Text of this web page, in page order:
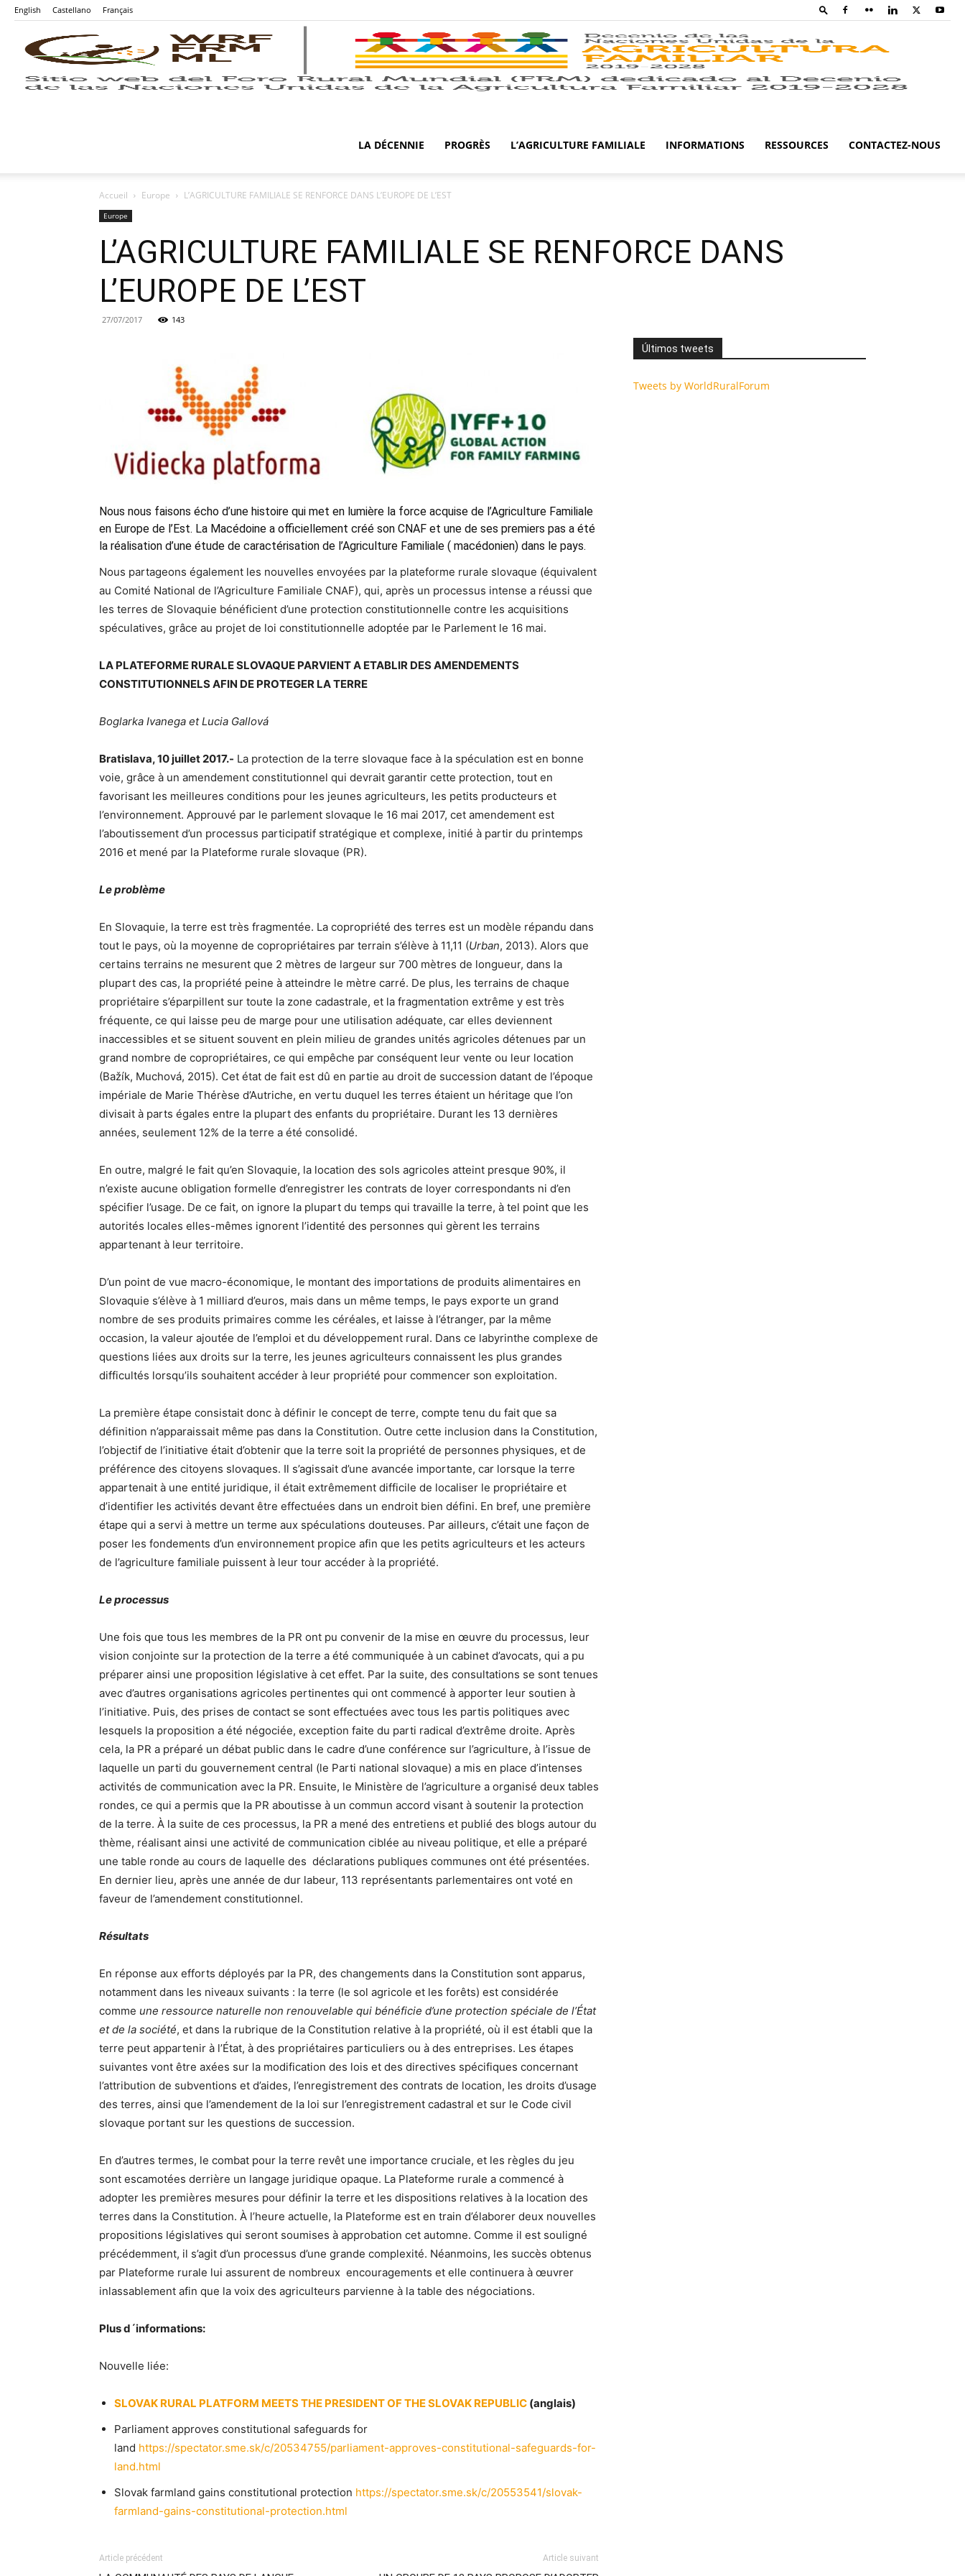
English Castellano Français
LA DÉCENNIE PROGRÈS L’AGRICULTURE FAMILIALE INFORMATIONS RESSOURCES CONTACTEZ-NOUS
Accueil Europe L’AGRICULTURE FAMILIALE SE RENFORCE DANS L’EUROPE DE L’EST
Europe
L’AGRICULTURE FAMILIALE SE RENFORCE DANS
L’EUROPE DE L’EST
27/07/2017 143
Nous nous faisons écho d’une histoire qui met en lumière la force acquise de l’Agriculture Familiale
en Europe de l’Est. La Macédoine a officiellement créé son CNAF et une de ses premiers pas a été
la réalisation d’une étude de caractérisation de l’Agriculture Familiale ( macédonien) dans le pays.
Nous partageons également les nouvelles envoyées par la plateforme rurale slovaque (équivalent
au Comité National de l’Agriculture Familiale CNAF), qui, après un processus intense a réussi que
les terres de Slovaquie bénéficient d’une protection constitutionnelle contre les acquisitions
spéculatives, grâce au projet de loi constitutionnelle adoptée par le Parlement le 16 mai.
LA PLATEFORME RURALE SLOVAQUE PARVIENT A ETABLIR DES AMENDEMENTS
CONSTITUTIONNELS AFIN DE PROTEGER LA TERRE
Boglarka Ivanega et Lucia Gallová
Bratislava, 10 juillet 2017.- La protection de la terre slovaque face à la spéculation est en bonne
voie, grâce à un amendement constitutionnel qui devrait garantir cette protection, tout en
favorisant les meilleures conditions pour les jeunes agriculteurs, les petits producteurs et
l’environnement. Approuvé par le parlement slovaque le 16 mai 2017, cet amendement est
l’aboutissement d’un processus participatif stratégique et complexe, initié à partir du printemps
2016 et mené par la Plateforme rurale slovaque (PR).
Le problème
En Slovaquie, la terre est très fragmentée. La copropriété des terres est un modèle répandu dans
tout le pays, où la moyenne de copropriétaires par terrain s’élève à 11,11 (Urban, 2013). Alors que
certains terrains ne mesurent que 2 mètres de largeur sur 700 mètres de longueur, dans la
plupart des cas, la propriété peine à atteindre le mètre carré. De plus, les terrains de chaque
propriétaire s’éparpillent sur toute la zone cadastrale, et la fragmentation extrême y est très
fréquente, ce qui laisse peu de marge pour une utilisation adéquate, car elles deviennent
inaccessibles et se situent souvent en plein milieu de grandes unités agricoles détenues par un
grand nombre de copropriétaires, ce qui empêche par conséquent leur vente ou leur location
(Bažík, Muchová, 2015). Cet état de fait est dû en partie au droit de succession datant de l’époque
impériale de Marie Thérèse d’Autriche, en vertu duquel les terres étaient un héritage que l’on
divisait à parts égales entre la plupart des enfants du propriétaire. Durant les 13 dernières
années, seulement 12% de la terre a été consolidé.
En outre, malgré le fait qu’en Slovaquie, la location des sols agricoles atteint presque 90%, il
n’existe aucune obligation formelle d’enregistrer les contrats de loyer correspondants ni d’en
spécifier l’usage. De ce fait, on ignore la plupart du temps qui travaille la terre, à tel point que les
autorités locales elles-mêmes ignorent l’identité des personnes qui gèrent les terrains
appartenant à leur territoire.
D’un point de vue macro-économique, le montant des importations de produits alimentaires en
Slovaquie s’élève à 1 milliard d’euros, mais dans un même temps, le pays exporte un grand
nombre de ses produits primaires comme les céréales, et laisse à l’étranger, par la même
occasion, la valeur ajoutée de l’emploi et du développement rural. Dans ce labyrinthe complexe de
questions liées aux droits sur la terre, les jeunes agriculteurs connaissent les plus grandes
difficultés lorsqu’ils souhaitent accéder à leur propriété pour commencer son exploitation.
La première étape consistait donc à définir le concept de terre, compte tenu du fait que sa
définition n’apparaissait même pas dans la Constitution. Outre cette inclusion dans la Constitution,
l’objectif de l’initiative était d’obtenir que la terre soit la propriété de personnes physiques, et de
préférence des citoyens slovaques. Il s’agissait d’une avancée importante, car lorsque la terre
appartenait à une entité juridique, il était extrêmement difficile de localiser le propriétaire et
d’identifier les activités devant être effectuées dans un endroit bien défini. En bref, une première
étape qui a servi à mettre un terme aux spéculations douteuses. Par ailleurs, c’était une façon de
poser les fondements d’un environnement propice afin que les petits agriculteurs et les acteurs
de l’agriculture familiale puissent à leur tour accéder à la propriété.
Le processus
Une fois que tous les membres de la PR ont pu convenir de la mise en œuvre du processus, leur
vision conjointe sur la protection de la terre a été communiquée à un cabinet d’avocats, qui a pu
préparer ainsi une proposition législative à cet effet. Par la suite, des consultations se sont tenues
avec d’autres organisations agricoles pertinentes qui ont commencé à apporter leur soutien à
l’initiative. Puis, des prises de contact se sont effectuées avec tous les partis politiques avec
lesquels la proposition a été négociée, exception faite du parti radical d’extrême droite. Après
cela, la PR a préparé un débat public dans le cadre d’une conférence sur l’agriculture, à l’issue de
laquelle un parti du gouvernement central (le Parti national slovaque) a mis en place d’intenses
activités de communication avec la PR. Ensuite, le Ministère de l’agriculture a organisé deux tables
rondes, ce qui a permis que la PR aboutisse à un commun accord visant à soutenir la protection
de la terre. À la suite de ces processus, la PR a mené des entretiens et publié des blogs autour du
thème, réalisant ainsi une activité de communication ciblée au niveau politique, et elle a préparé
une table ronde au cours de laquelle des déclarations publiques communes ont été présentées.
En dernier lieu, après une année de dur labeur, 113 représentants parlementaires ont voté en
faveur de l’amendement constitutionnel.
Résultats
En réponse aux efforts déployés par la PR, des changements dans la Constitution sont apparus,
notamment dans les niveaux suivants : la terre (le sol agricole et les forêts) est considérée
comme une ressource naturelle non renouvelable qui bénéficie d’une protection spéciale de l’État
et de la société, et dans la rubrique de la Constitution relative à la propriété, où il est établi que la
terre peut appartenir à l’État, à des propriétaires particuliers ou à des entreprises. Les étapes
suivantes vont être axées sur la modification des lois et des directives spécifiques concernant
l’attribution de subventions et d’aides, l’enregistrement des contrats de location, les droits d’usage
des terres, ainsi que l’amendement de la loi sur l’enregistrement cadastral et sur le Code civil
slovaque portant sur les questions de succession.
En d’autres termes, le combat pour la terre revêt une importance cruciale, et les règles du jeu
sont escamotées derrière un langage juridique opaque. La Plateforme rurale a commencé à
adopter les premières mesures pour définir la terre et les dispositions relatives à la location des
terres dans la Constitution. À l’heure actuelle, la Plateforme est en train d’élaborer deux nouvelles
propositions législatives qui seront soumises à approbation cet automne. Comme il est souligné
précédemment, il s’agit d’un processus d’une grande complexité. Néanmoins, les succès obtenus
par Plateforme rurale lui assurent de nombreux encouragements et elle continuera à œuvrer
inlassablement afin que la voix des agriculteurs parvienne à la table des négociations.
Plus d´informations:
Nouvelle liée:
SLOVAK RURAL PLATFORM MEETS THE PRESIDENT OF THE SLOVAK REPUBLIC (anglais)
Parliament approves constitutional safeguards for
land https://spectator.sme.sk/c/20534755/parliament-approves-constitutional-safeguards-for-
land.html
Slovak farmland gains constitutional protection https://spectator.sme.sk/c/20553541/slovak-
farmland-gains-constitutional-protection.html
Article précédent Article suivant
Últimos tweets
Tweets by WorldRuralForum